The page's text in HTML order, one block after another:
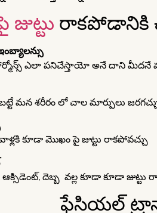
రాకపోడానికి
ఎలా పనిచేస్తాయో అనే దాని మీదనే
మన శరీరం లో చాల మార్పులు
కూడా మొఖం పై జుట్టు రాకపోవచ్చు
దెబ్బ వల్ల కూడా కూడా జుట్టు
ఫేసియల్